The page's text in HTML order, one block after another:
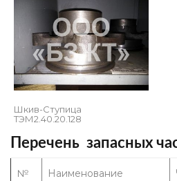
Шкив-Ступица
ТЭМ2.40.20.128
Перечень запасных
№ Наименование